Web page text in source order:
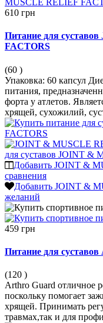
610 грн
Питание для
FACTORS
(60 )
Упаковка: 60 капсул
питания,
форта у атлетов.
хрящей, сухожилий,
Добавить JOINT &
сравнения
Добавить JOINT &
желаний
459 грн
Питание для
(120 )
Arthro Guard отличное
поскольку помогает
хрящей. Принимать
травмах,так и для